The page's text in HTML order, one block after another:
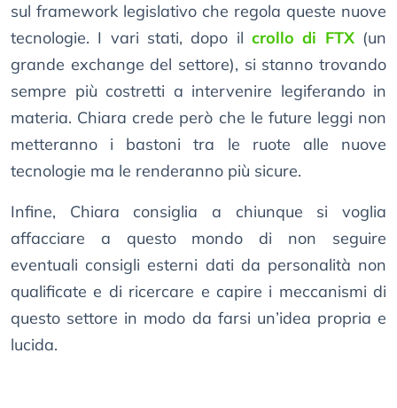
sul framework legislativo che regola queste nuove
tecnologie. I vari stati, dopo il crollo di FTX(un
grande exchange del settore), si stanno trovando
sempre più costretti a intervenire legiferando in
materia. Chiara crede però che le future leggi non
metteranno i bastoni tra le ruote alle nuove
tecnologie ma le renderanno più sicure.
Infine, Chiara consiglia a chiunque si voglia
affacciare a questo mondo di non seguire
eventuali consigli esterni dati da personalità non
qualificate e di ricercare e capire i meccanismi di
questo settore in modo da farsi un’idea propria e
lucida.